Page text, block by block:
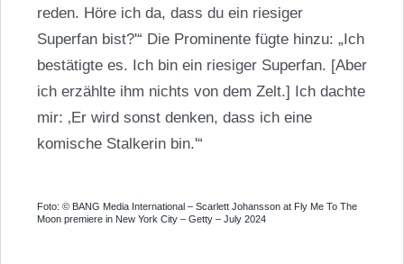
reden. Höre ich da, dass du ein riesiger
Superfan bist?'“ Die Prominente fügte hinzu: „Ich
bestätigte es. Ich bin ein riesiger Superfan. [Aber
ich erzählte ihm nichts von dem Zelt.] Ich dachte
mir: ‚Er wird sonst denken, dass ich eine
komische Stalkerin bin.'“
Foto: © BANG Media International – Scarlett Johansson at Fly Me To The
Moon premiere in New York City – Getty – July 2024